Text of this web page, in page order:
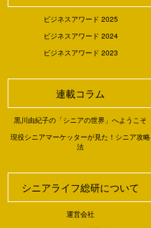
ビジネスアワード 2025
ビジネスアワード 2024
ビジネスアワード 2023
連載コラム
黒川由紀子の「シニアの世界」へようこそ
現役シニアマーケッターが見た！シニア攻略
法
シニアライフ総研について
運営会社